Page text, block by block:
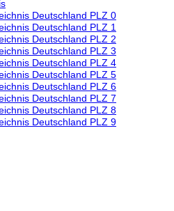
Deutschland PLZ 0
Deutschland PLZ 1
Deutschland PLZ 2
Deutschland PLZ 3
Deutschland PLZ 4
Deutschland PLZ 5
Deutschland PLZ 6
Deutschland PLZ 7
Deutschland PLZ 8
Deutschland PLZ 9